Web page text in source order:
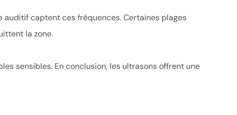
auditif captent ces fréquences. Certaines plages
la zone.
sensibles. En conclusion, les ultrasons offrent une